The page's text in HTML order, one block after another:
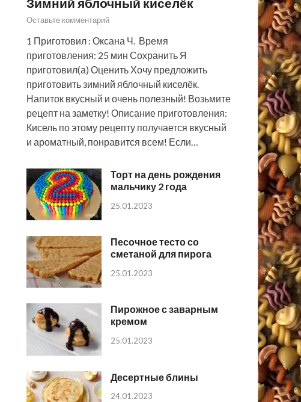
Оставьте комментарий
1 Приготовил : Оксана Ч. Время
приготовления: 25 мин Сохранить Я
приготовил(а) Оценить Хочу предложить
приготовить зимний яблочный киселёк.
Напиток вкусный и очень полезный! Возьмите
рецепт на заметку! Описание приготовления:
Кисель по этому рецепту получается вкусный
и ароматный, понравится всем! Если…
Торт на день рождения
мальчику 2 года
25.01.2023
Песочное тесто со
сметаной для пирога
25.01.2023
Пирожное с заварным
кремом
25.01.2023
Десертные блины
24.01.2023